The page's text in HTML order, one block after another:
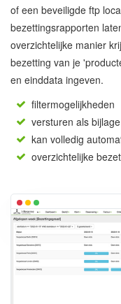
of een beveiligde ftp
bezettingsrapporten
overzichtelijke manier
bezetting van je
en einddata ingeven.
filtermogelijkheden
versturen als bijlage
kan volledig
overzichtelijke